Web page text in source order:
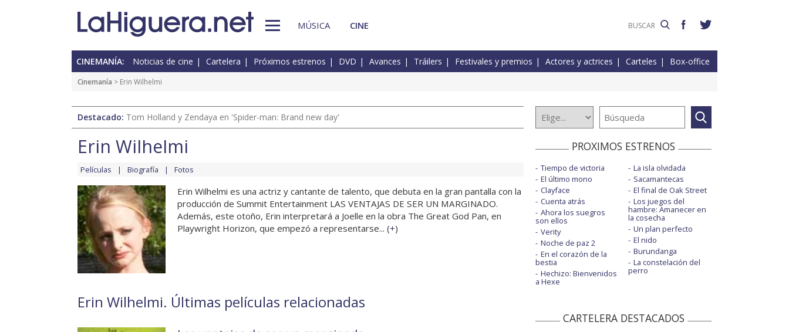
MÚSICA CINE
CINEMANÍA: Noticias de cine Cartelera Próximos estrenos DVD Avances Tráilers Festivales y premios Actores y actrices Carteles Box-office
Cinemanía > Erin Wilhelmi
Destacado: Tom Holland y Zendaya en 'Spider-man: Brand new day'
Erin Wilhelmi
Películas Biografía Fotos
Erin Wilhelmi es una actriz y cantante de talento, que debuta en la gran pantalla con la
producción de Summit Entertainment LAS VENTAJAS DE SER UN MARGINADO.
Además, este otoño, Erin interpretará a Joelle en la obra The Great God Pan, en
Playwright Horizon, que empezó a representarse... (+)
Erin Wilhelmi. Últimas películas relacionadas
PROXIMOS ESTRENOS
Tiempo de victoria
El último mono
Clayface
Cuenta atrás
Ahora los suegros
son ellos
Verity
Noche de paz 2
En el corazón de la
bestia
Hechizo: Bienvenidos
a Hexe
La isla olvidada
Sacamantecas
El final de Oak Street
Los juegos del
hambre: Amanecer en
la cosecha
Un plan perfecto
El nido
Burundanga
La constelación del
perro
CARTELERA DESTACADOS